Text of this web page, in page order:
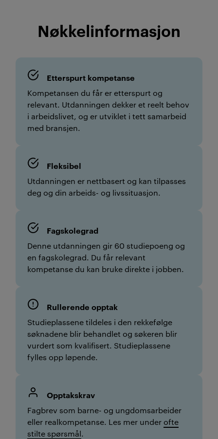
Nøkkel­informasjon
Etterspurt kompetanse
Kompetansen du får er etterspurt og
relevant. Utdanningen dekker et reelt behov
i arbeidslivet, og er utviklet i tett samarbeid
med bransjen.
Fleksibel
Utdanningen er nettbasert og kan tilpasses
deg og din arbeids- og livssituasjon.
Fagskolegrad
Denne utdanningen gir 60 studiepoeng og
en fagskolegrad. Du får relevant
kompetanse du kan bruke direkte i jobben.
Rullerende opptak
Studieplassene tildeles i den rekkefølge
søknadene blir behandlet og søkeren blir
vurdert som kvalifisert. Studieplassene
fylles opp løpende.
Opptakskrav
Fagbrev som barne- og ungdomsarbeider
eller realkompetanse. Les mer under ofte
stilte spørsmål.